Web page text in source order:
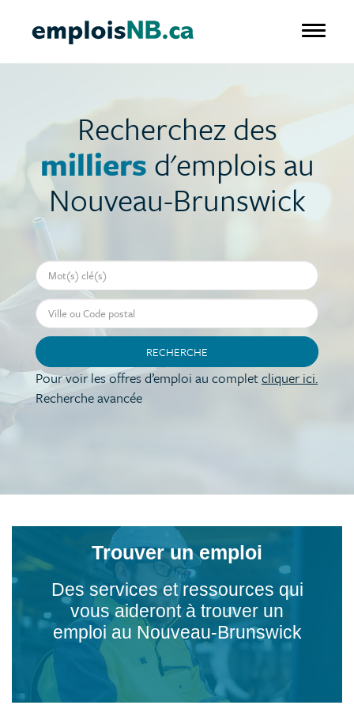
principal
Recherchez des
milliers d'emplois au
Nouveau-Brunswick
Mot-clé
Ville ou Code postal
RECHERCHE
Pour voir les offres d’emploi au completcliquer ici.
Recherche avancée
Trouver un emploi
Des services et ressources qui
vous aideront à trouver un
emploi au Nouveau-Brunswick